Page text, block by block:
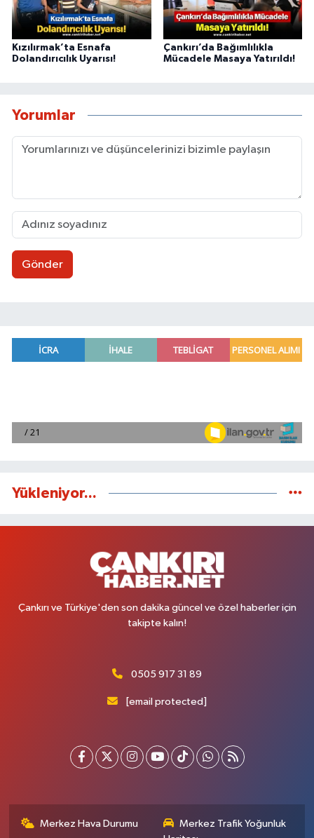
Kızılırmak’ta Esnafa
Dolandırıcılık Uyarısı!
Çankırı’da Bağımlılıkla
Mücadele Masaya Yatırıldı!
Yorumlar
Gönder
Yükleniyor...
Çankırı ve Türkiye'den son dakika güncel ve özel haberler için
takipte kalın!
0505 917 31 89
[email protected]
Merkez Hava Durumu
Merkez Trafik Yoğunluk